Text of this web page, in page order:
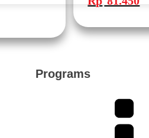
Rp 162.900.
Programs